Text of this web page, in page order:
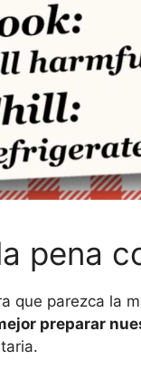
pena
que parezca la
preparar